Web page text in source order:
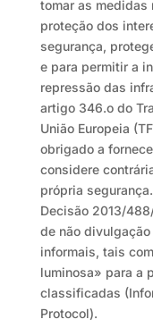
tomar as medidas
proteção dos
segurança,
e para permitir a
repressão das
artigo 346.o do
União Europeia
obrigado a
considere
própria
Decisão 2013/
de não
informais, tais
luminosa» para a
classificadas
Protocol).